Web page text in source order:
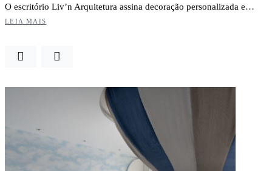
O escritório Liv’n Arquitetura assina decoração personalizada e…
LEIA MAIS